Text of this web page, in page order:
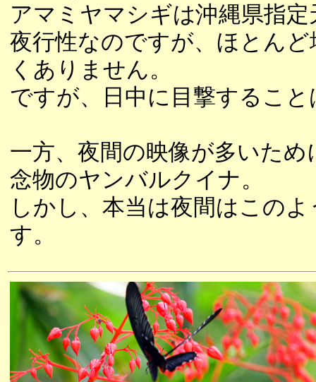
アマミヤマシギは沖縄県指
夜行性なのですが、ほとん
くありません。
ですが、日中に目撃するこ
一方、夜間の映像が多いた
念物のヤンバルクイナ。
しかし、本当は夜間はこの
す。